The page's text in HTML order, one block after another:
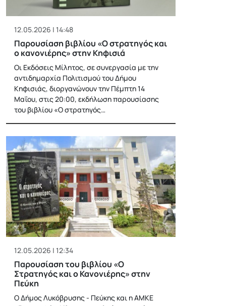
12.05.2026 | 14:48
Παρουσίαση βιβλίου «Ο στρατηγός και
ο κανονιέρης» στην Κηφισιά
Οι Εκδόσεις Μίλητος, σε συνεργασία με την
αντιδημαρχία Πολιτισμού του Δήμου
Κηφισιάς, διοργανώνουν την Πέμπτη 14
Μαΐου, στις 20:00, εκδήλωση παρουσίασης
του βιβλίου «Ο στρατηγός…
12.05.2026 | 12:34
Παρουσίαση του βιβλίου «Ο
Στρατηγός και ο Κανονιέρης» στην
Πεύκη
Ο Δήμος Λυκόβρυσης - Πεύκης και η ΑΜΚΕ